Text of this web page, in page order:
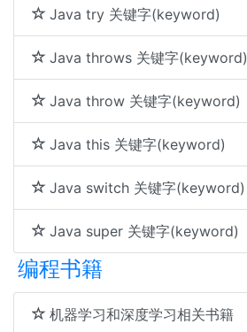
Java try 关键字(keyword)
Java throws 关键字(keyword)
Java throw 关键字(keyword)
Java this 关键字(keyword)
Java switch 关键字(keyword)
Java super 关键字(keyword)
编程书籍
机器学习和深度学习相关书籍